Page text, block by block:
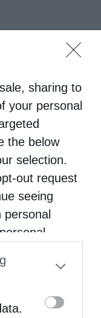
sharing to
your personal
the below
selection.
out request
seeing
opt-out
the IAB’s list